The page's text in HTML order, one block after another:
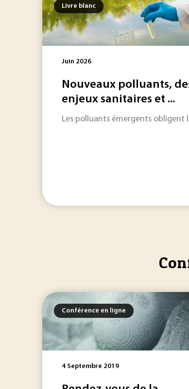
Livre blanc
Juin 2026
Nouveaux polluants,
enjeux sanitaires et ...
Les polluants émergents obligent
Conférence en ligne
4 Septembre 2019